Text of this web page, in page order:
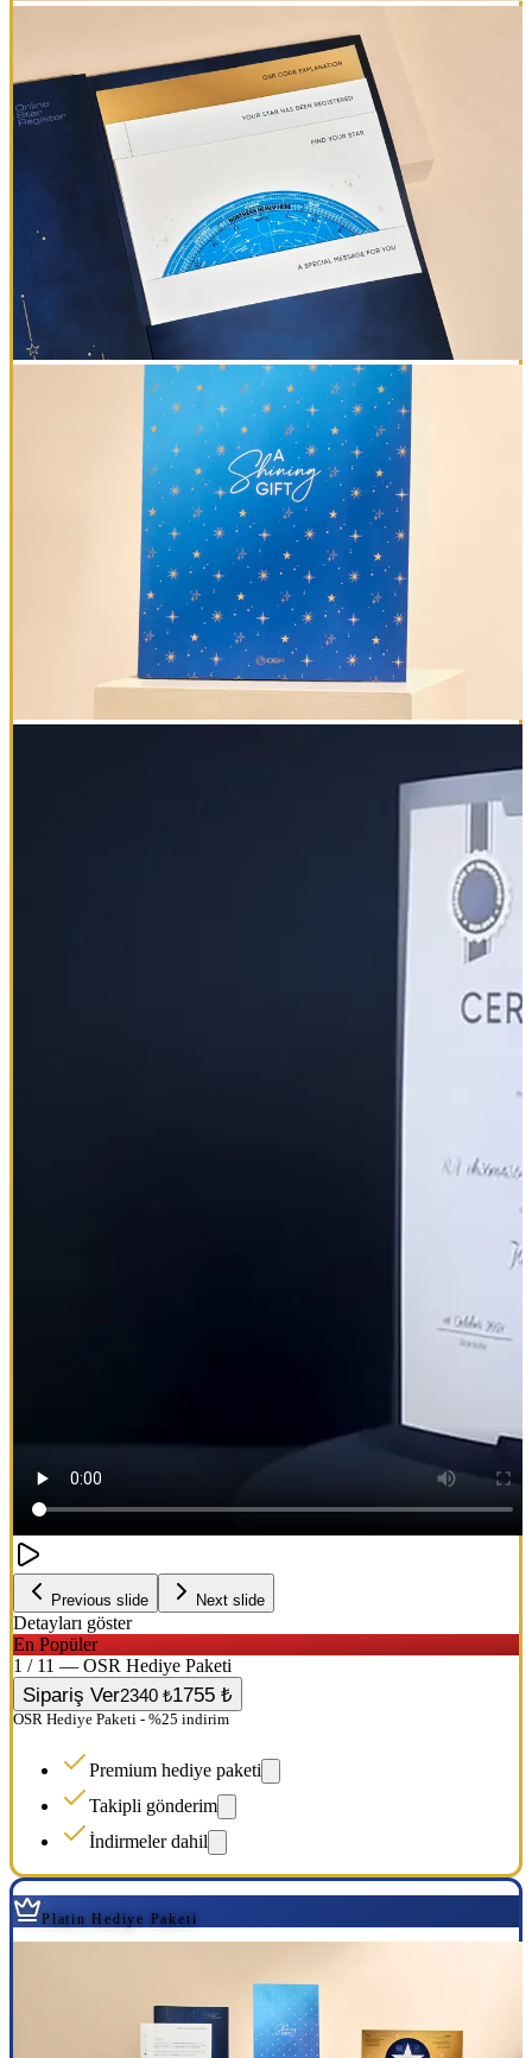
Previous slide Next slide
Detayları göster
En Popüler
1 / 11 — OSR Hediye Paketi
Sipariş Ver2340 ₺1755 ₺
OSR Hediye Paketi - %25 indirim
Premium hediye paketi
Takipli gönderim
İndirmeler dahil
Platin Hediye Paketi